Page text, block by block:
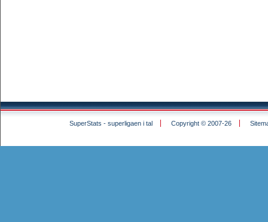
SuperStats - superligaen i tal Copyright © 2007-26